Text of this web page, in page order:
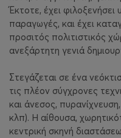
Έκτοτε, έχει φιλοξενήσει
παραγωγές, και έχει
προσιτός πολιτιστικός
ανεξάρτητη γενιά
Στεγάζεται σε ένα
τις πλέον σύγχρονες
και άνεσoς,
κλπ). Η αίθουσα,
κεντρική σκηνή